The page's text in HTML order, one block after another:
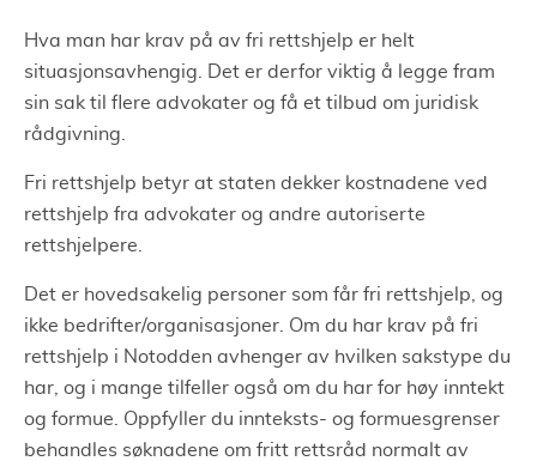
Hva man har krav på av fri rettshjelp er helt
situasjonsavhengig. Det er derfor viktig å legge fram
sin sak til flere advokater og få et tilbud om juridisk
rådgivning.
Fri rettshjelp betyr at staten dekker kostnadene ved
rettshjelp fra advokater og andre autoriserte
rettshjelpere.
Det er hovedsakelig personer som får fri rettshjelp, og
ikke bedrifter/organisasjoner. Om du har krav på fri
rettshjelp i Notodden avhenger av hvilken sakstype du
har, og i mange tilfeller også om du har for høy inntekt
og formue. Oppfyller du innteksts- og formuesgrenser
behandles søknadene om fritt rettsråd normalt av